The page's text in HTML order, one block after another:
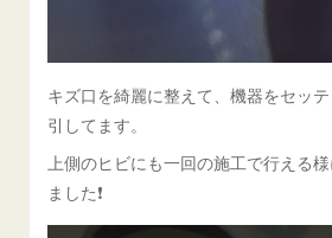
キズ口を綺麗に整えて、機器をセッ
引してます。
上側のヒビにも一回の施工で行える
ました❗